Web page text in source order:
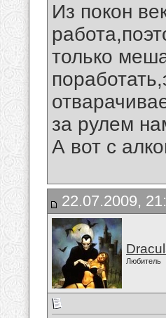
Из покон
только
за рулем
А вот с
22.07.2009,
Любитель